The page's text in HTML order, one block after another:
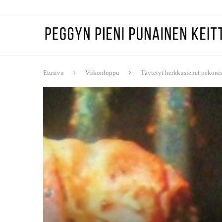
Etusivu Viikonloppu Täytetyt herkkusienet